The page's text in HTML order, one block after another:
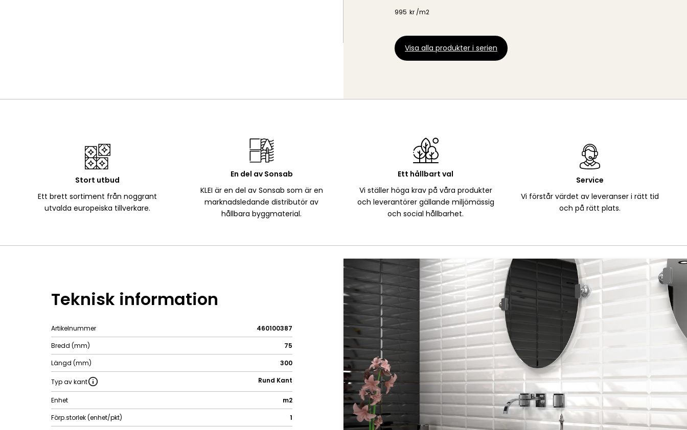
995 kr /m2
Visa alla produkter i serien
Stort utbud
Ett brett sortiment från noggrant
utvalda europeiska tillverkare.
En del av Sonsab
KLEI är en del av Sonsab som är en
marknadsledande distributör av
hållbara byggmaterial.
Ett hållbart val
Vi ställer höga krav på våra produkter
och leverantörer gällande miljömässig
och social hållbarhet.
Service
Vi förstår värdet av leveranser i rätt tid
och på rätt plats.
Teknisk information
Artikelnummer
460100387
Bredd (mm)
75
Längd (mm)
300
Typ av kant Rund Kant
Enhet
m2
Förp.storlek (enhet/pkt)
1